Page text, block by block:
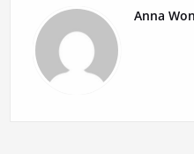
Anna